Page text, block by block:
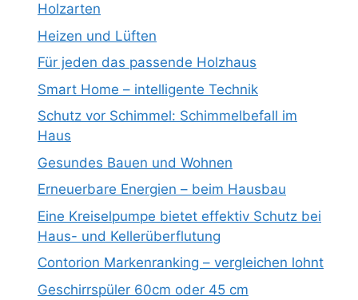
Holzarten
Heizen und Lüften
Für jeden das passende Holzhaus
Smart Home – intelligente Technik
Schutz vor Schimmel: Schimmelbefall im
Haus
Gesundes Bauen und Wohnen
Erneuerbare Energien – beim Hausbau
Eine Kreiselpumpe bietet effektiv Schutz bei
Haus- und Kellerüberflutung
Contorion Markenranking – vergleichen lohnt
Geschirrspüler 60cm oder 45 cm